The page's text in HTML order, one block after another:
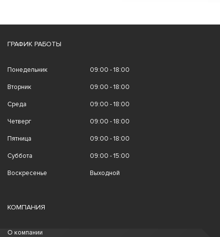
ГРАФИК РАБОТЫ
Понедельник 09:00 - 18:00
Вторник 09:00 - 18:00
Среда 09:00 - 18:00
Четверг 09:00 - 18:00
Пятница 09:00 - 18:00
Суббота 09:00 - 15:00
Воскресенье Выходной
КОМПАНИЯ
О компании